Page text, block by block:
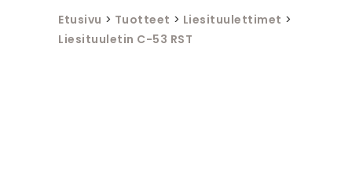
Etusivu > Tuotteet > Liesituulettimet >
Liesituuletin C-53 RST